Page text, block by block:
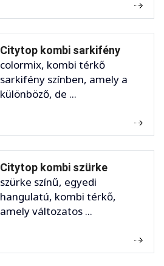
Citytop kombi sarkifény
colormix, kombi térkő
sarkifény színben, amely a
különböző, de ...
Citytop kombi szürke
szürke színű, egyedi
hangulatú, kombi térkő,
amely változatos ...